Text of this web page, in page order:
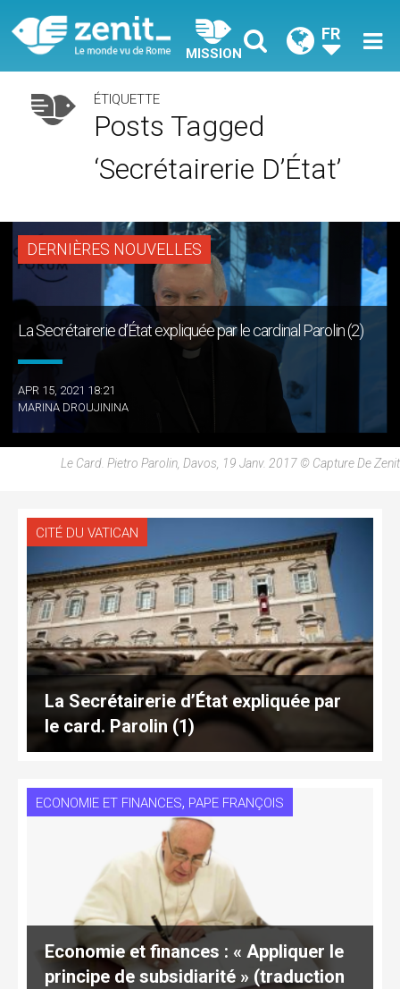
MISSION
FR
ÉTIQUETTE
Posts Tagged
‘Secrétairerie D’État’
DERNIÈRES NOUVELLES
La Secrétairerie d’État expliquée par le cardinal Parolin (2)
APR 15, 2021 18:21
MARINA DROUJININA
Le Card. Pietro Parolin, Davos, 19 Janv. 2017 © Capture De Zenit
CITÉ DU VATICAN
La Secrétairerie d’État expliquée par
le card. Parolin (1)
ECONOMIE ET FINANCES, PAPE FRANÇOIS
Economie et finances : « Appliquer le
principe de subsidiarité » (traduction